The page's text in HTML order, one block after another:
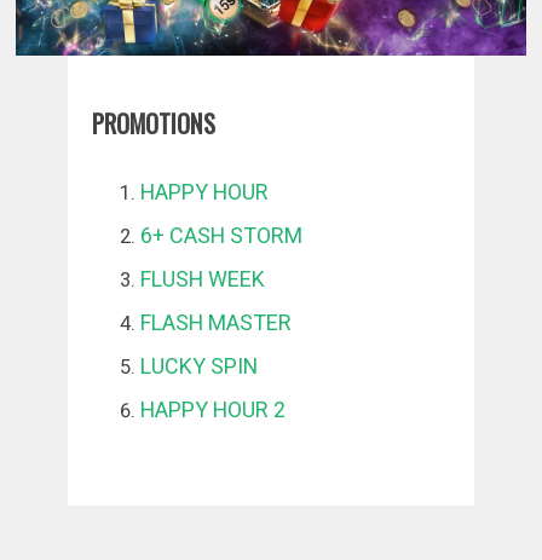
PROMOTIONS
HAPPY HOUR
6+ CASH STORM
FLUSH WEEK
FLASH MASTER
LUCKY SPIN
HAPPY HOUR 2